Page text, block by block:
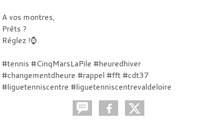
A vos montres,
Prêts ?
Réglez !⌚
#tennis #CinqMarsLaPile #heuredhiver
#changementdheure #rappel #fft #cdt37
#liguetenniscentre #liguetenniscentrevaldeloire